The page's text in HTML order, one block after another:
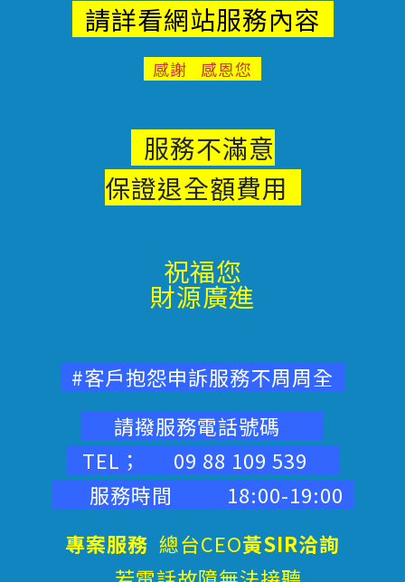
請詳看網站服務內容
感謝 感恩您
服務不滿意
保證退全額費用
祝福您
財源廣進
#客戶抱怨申訴服務不周周全
請撥服務電話號碼
TEL； 09 88 109 539
服務時間 18:00-19:00
專案服務 總台CEO黃SIR洽詢